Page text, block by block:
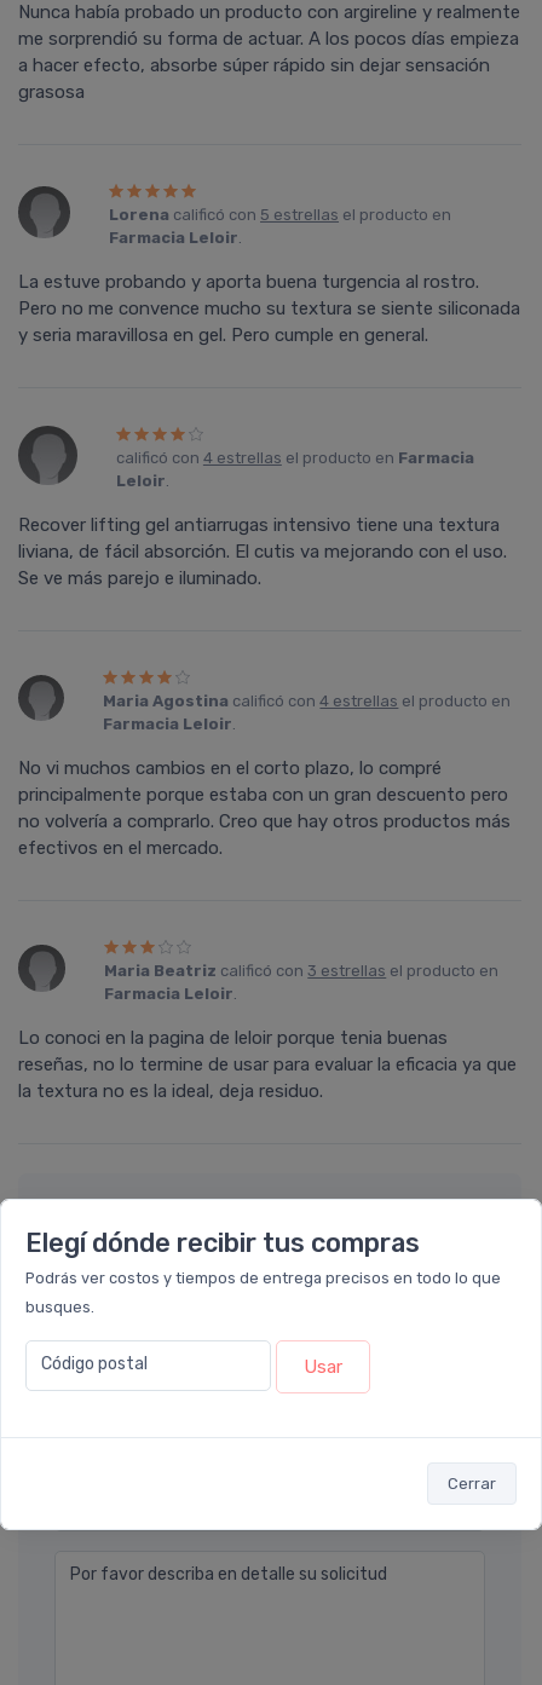
Elegí dónde recibir tus compras
Podrás ver costos y tiempos de entrega precisos en todo lo que
busques.
Código postal Usar
Cerrar
Nunca había probado un producto con argireline y realmente
me sorprendió su forma de actuar. A los pocos días empieza
a hacer efecto, absorbe súper rápido sin dejar sensación
grasosa
Lorena calificó con 5 estrellas el producto en
Farmacia Leloir.
La estuve probando y aporta buena turgencia al rostro.
Pero no me convence mucho su textura se siente siliconada
y seria maravillosa en gel. Pero cumple en general.
calificó con 4 estrellas el producto en Farmacia
Leloir.
Recover lifting gel antiarrugas intensivo tiene una textura
liviana, de fácil absorción. El cutis va mejorando con el uso.
Se ve más parejo e iluminado.
Maria Agostina calificó con4 estrellas el producto en
Farmacia Leloir.
No vi muchos cambios en el corto plazo, lo compré
principalmente porque estaba con un gran descuento pero
no volvería a comprarlo. Creo que hay otros productos más
efectivos en el mercado.
Maria Beatriz calificó con 3 estrellas el producto en
Farmacia Leloir.
Lo conoci en la pagina de leloir porque tenia buenas
reseñas, no lo termine de usar para evaluar la eficacia ya que
la textura no es la ideal, deja residuo.
Déjanos tu consulta
Nombre completo* (ej. Diego Lopez)
Email* (ej. diego.lopez@email.com)
Teléfono
Por favor describa en detalle su solicitud